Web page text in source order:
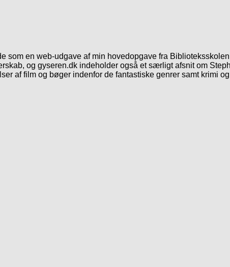
en web-udgave af min hovedopgave fra
og gyseren.dk indeholder også et særligt afsnit om
af film og bøger indenfor de fantastiske genrer samt krimi